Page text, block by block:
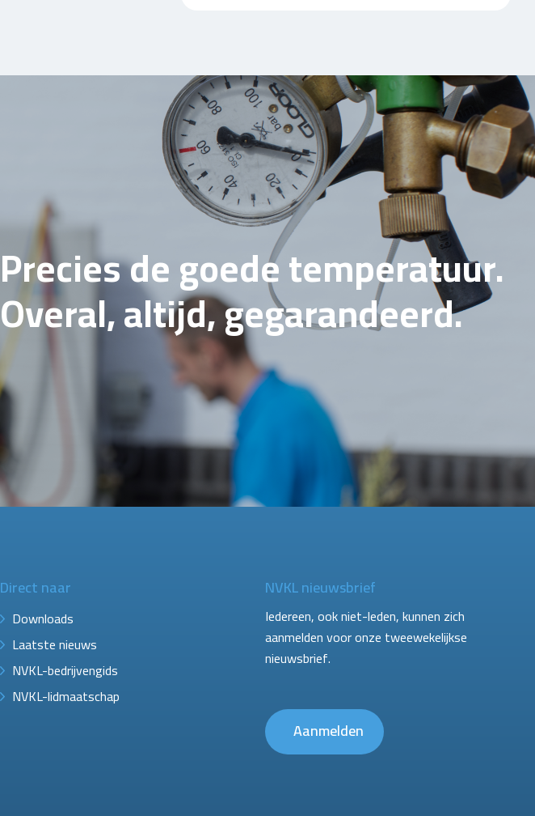
Precies de goede temperatuur.
Overal, altijd, gegarandeerd.
Direct naar
Downloads
Laatste nieuws
NVKL-bedrijvengids
NVKL-lidmaatschap
NVKL nieuwsbrief
Iedereen, ook niet-leden, kunnen zich
aanmelden voor onze tweewekelijkse
nieuwsbrief.
Aanmelden